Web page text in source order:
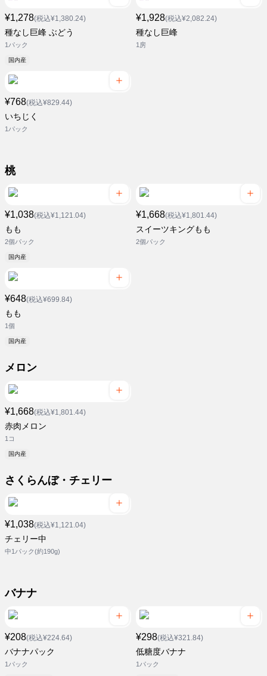
¥1,278(税込¥1,380.24)
種なし巨峰 ぶどう
1パック
国内産
¥1,928(税込¥2,082.24)
種なし巨峰
1房
¥768(税込¥829.44)
いちじく
1パック
桃
¥1,038(税込¥1,121.04)
もも
2個パック
国内産
¥1,668(税込¥1,801.44)
スイーツキングもも
2個パック
¥648(税込¥699.84)
もも
1個
国内産
メロン
¥1,668(税込¥1,801.44)
赤肉メロン
1コ
国内産
さくらんぼ・チェリー
¥1,038(税込¥1,121.04)
チェリー中
中1パック(約190g)
バナナ
¥208(税込¥224.64)
バナナパック
1パック
¥298(税込¥321.84)
低糖度バナナ
1パック